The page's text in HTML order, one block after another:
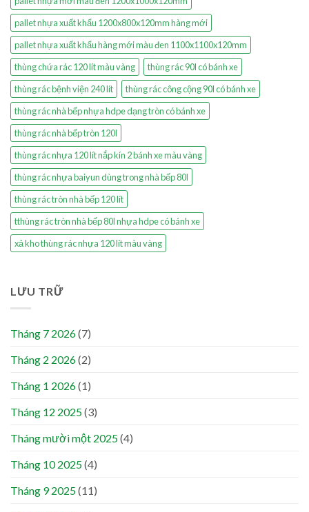
pallet nhựa xuất khẩu 1200x800x120mm hàng mới
pallet nhựa xuất khẩu hàng mới màu đen 1100x1100x120mm
thùng chứa rác 120 lít màu vàng
thùng rác 90l có bánh xe
thùng rác bệnh viện 240 lít
thùng rác công cộng 90l có bánh xe
thùng rác nhà bếp nhựa hdpe dạng tròn có bánh xe
thùng rác nhà bếp tròn 120l
thùng rác nhựa 120 lít nắp kín 2 bánh xe màu vàng
thùng rác nhựa baiyun dùng trong nhà bếp 80l
thùng rác tròn nhà bếp 120 lít
tthùng rác tròn nhà bếp 80l nhựa hdpe có bánh xe
xả kho thùng rác nhựa 120 lít màu vàng
LƯU TRỮ
Tháng 7 2026(7)
Tháng 2 2026(2)
Tháng 1 2026(1)
Tháng 12 2025(3)
Tháng mười một 2025(4)
Tháng 10 2025(4)
Tháng 9 2025(11)